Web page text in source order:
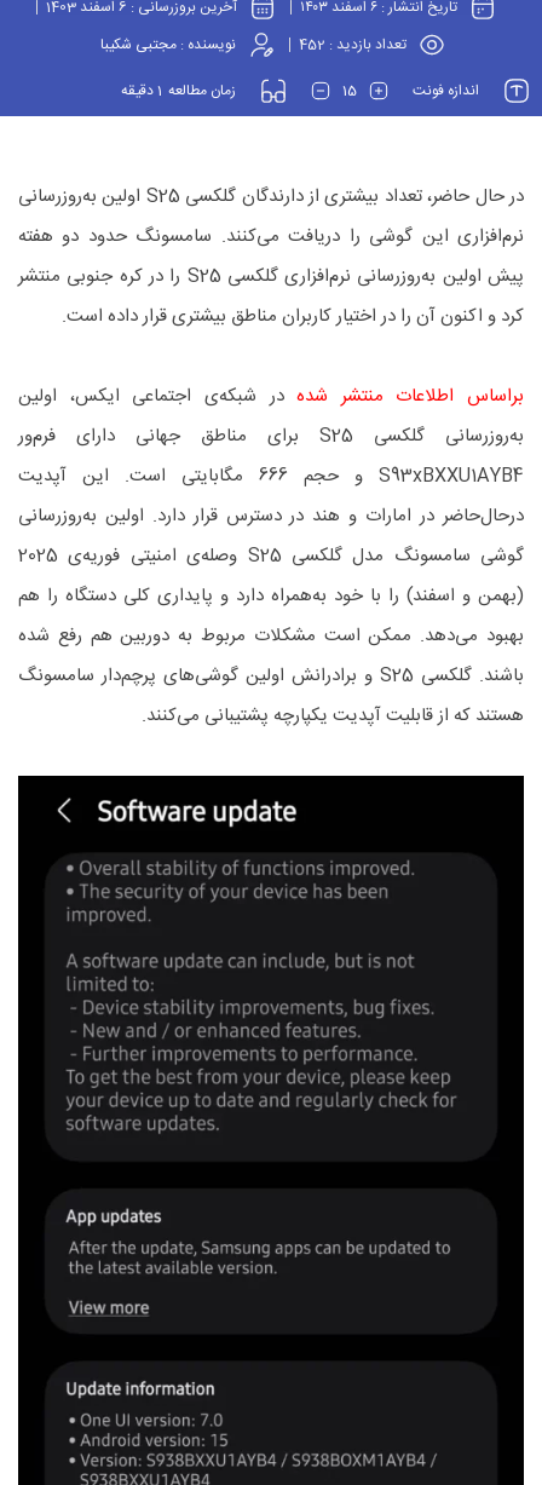
تاریخ انتشار : ۶ اسفند ۱۴۰۳ آخرین بروزرسانی : 6 اسفند 1403
تعداد بازدید : 452 نویسنده : مجتبی شکیبا
اندازه فونت
15 زمان مطالعه 1دقیقه
در حال حاضر، تعداد بیشتری از دارندگان گلکسی S25 اولین به‌روزرسانی
نرم‌افزاری این گوشی را دریافت می‌کنند. سامسونگ حدود دو هفته
پیش اولین به‌روزرسانی نرم‌افزاری گلکسی S25 را در کره جنوبی منتشر
کرد و اکنون آن را در اختیار کاربران مناطق بیشتری قرار داده است.
براساس اطلاعات منتشر شدهدر شبکه‌ی اجتماعی ایکس، اولین
به‌روزرسانی گلکسی S25 برای مناطق جهانی دارای فرم‌ور
S93xBXXU1AYB4 و حجم 666 مگابایتی است. این آپدیت
درحال‌حاضر در امارات و هند در دسترس قرار دارد. اولین به‌روزرسانی
گوشی سامسونگ مدل گلکسی S25 وصله‌ی امنیتی فوریه‌ی 2025
(بهمن و اسفند) را با خود به‌همراه دارد و پایداری کلی دستگاه را هم
بهبود می‌دهد. ممکن است مشکلات مربوط به دوربین هم رفع شده
باشند. گلکسی S25 و برادرانش اولین گوشی‌های پرچم‌دار سامسونگ
هستند که از قابلیت آپدیت یکپارچه پشتیبانی می‌کنند.